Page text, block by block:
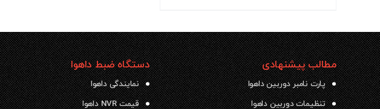
مطالب پیشنهادی
پارت نامبر دوربین داهوا
تنظیمات دوربین داهوا
دستگاه ضبط داهوا
نمایندگی داهوا
قیمت NVR داهوا